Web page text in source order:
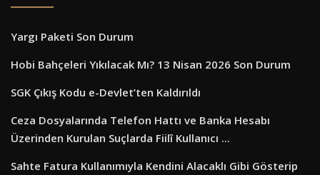
Yargı Paketi Son Durum
Hobi Bahçeleri Yıkılacak Mı? 13 Nisan 2026 Son Durum
SGK Çıkış Kodu e-Devlet’ten Kaldırıldı
Ceza Dosyalarında Telefon Hattı ve Banka Hesabı
Üzerinden Kurulan Suçlarda Fiilî Kullanıcı ...
Sahte Fatura Kullanımıyla Kendini Alacaklı Gibi Gösterip